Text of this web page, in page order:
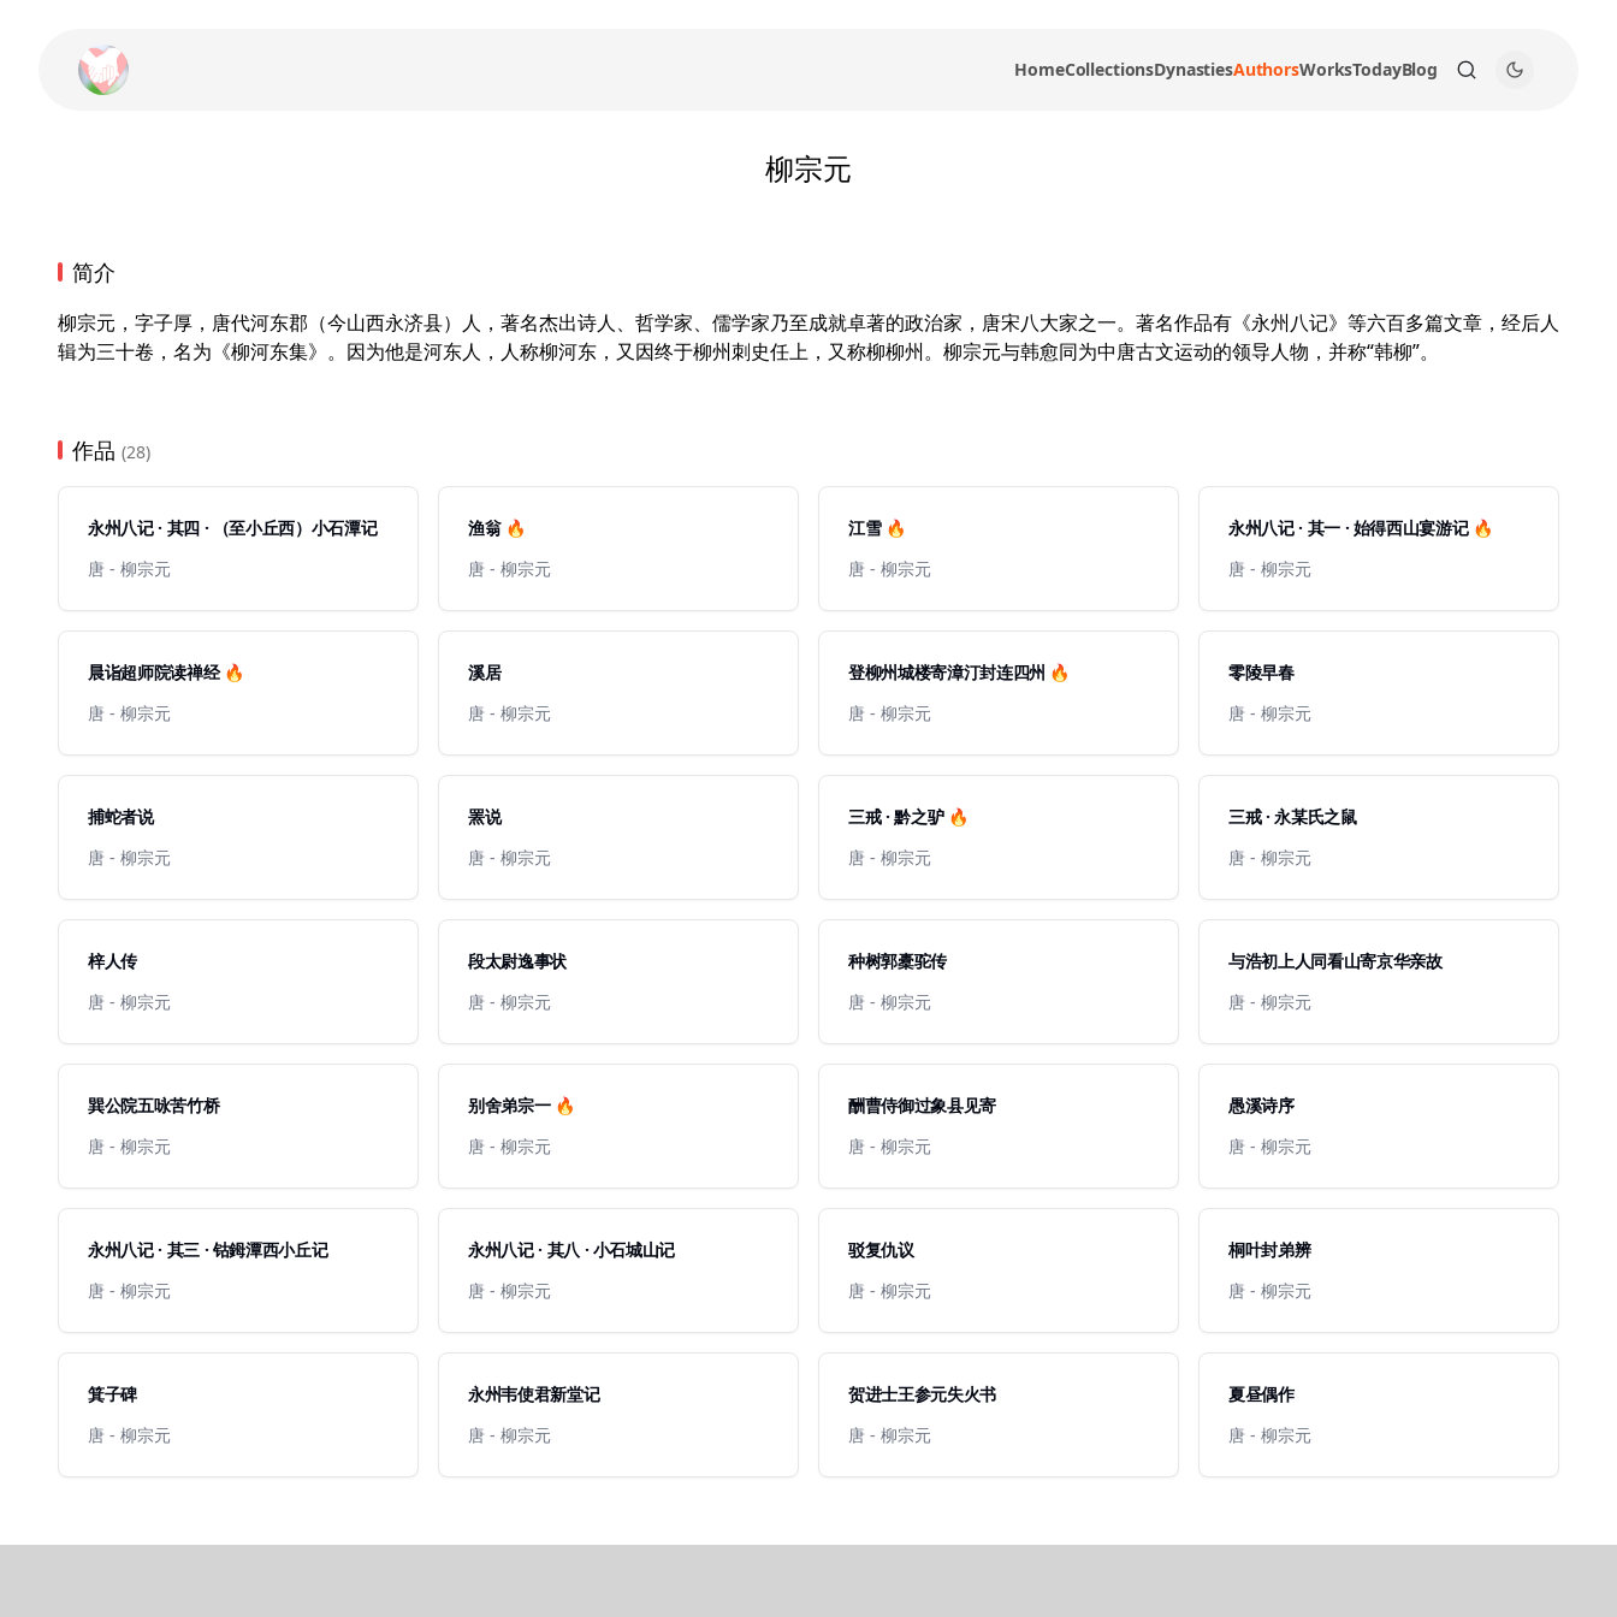
HomeCollectionsDynastiesAuthorsWorksTodayBlog
柳宗元
简介
柳宗元，字子厚，唐代河东郡（今山西永济县）人，著名杰出诗人、哲学家、儒学家乃至成就卓著的政治家，唐宋八大家之一。著名作品有《永州八记》等六百多篇文章，经后人
辑为三十卷，名为《柳河东集》。因为他是河东人，人称柳河东，又因终于柳州刺史任上，又称柳柳州。柳宗元与韩愈同为中唐古文运动的领导人物，并称“韩柳”。
作品 (28)
永州八记 · 其四 · （至小丘西）小石潭记
唐 - 柳宗元
渔翁 🔥
唐 - 柳宗元
江雪 🔥
唐 - 柳宗元
永州八记 · 其一 · 始得西山宴游记 🔥
唐 - 柳宗元
晨诣超师院读禅经 🔥
唐 - 柳宗元
溪居
唐 - 柳宗元
登柳州城楼寄漳汀封连四州 🔥
唐 - 柳宗元
零陵早春
唐 - 柳宗元
捕蛇者说
唐 - 柳宗元
罴说
唐 - 柳宗元
三戒 · 黔之驴 🔥
唐 - 柳宗元
三戒 · 永某氏之鼠
唐 - 柳宗元
梓人传
唐 - 柳宗元
段太尉逸事状
唐 - 柳宗元
种树郭橐驼传
唐 - 柳宗元
与浩初上人同看山寄京华亲故
唐 - 柳宗元
巽公院五咏苦竹桥
唐 - 柳宗元
别舍弟宗一 🔥
唐 - 柳宗元
酬曹侍御过象县见寄
唐 - 柳宗元
愚溪诗序
唐 - 柳宗元
永州八记 · 其三 · 钴鉧潭西小丘记
唐 - 柳宗元
永州八记 · 其八 · 小石城山记
唐 - 柳宗元
驳复仇议
唐 - 柳宗元
桐叶封弟辨
唐 - 柳宗元
箕子碑
唐 - 柳宗元
永州韦使君新堂记
唐 - 柳宗元
贺进士王参元失火书
唐 - 柳宗元
夏昼偶作
唐 - 柳宗元